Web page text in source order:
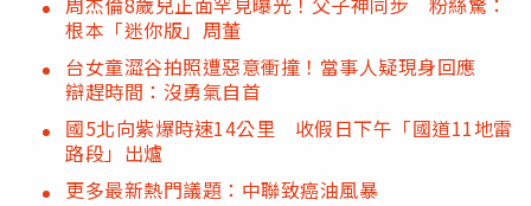
根本「迷你版」周董
台女童澀谷拍照遭惡意衝撞！當事人疑現身回應
辯趕時間：沒勇氣自首
國5北向紫爆時速14公里 收假日下午「國道11地雷
路段」出爐
更多最新熱門議題：中聯致癌油風暴